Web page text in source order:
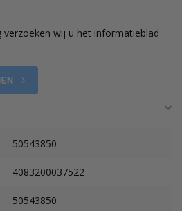
wij u het informatieblad
50543850
4083200037522
50543850